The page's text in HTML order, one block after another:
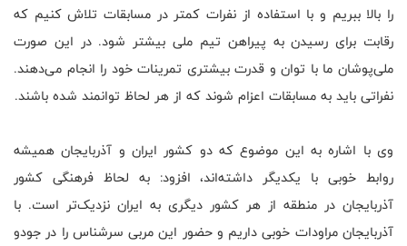
را بالا ببریم و با استفاده از نفرات کمتر در مسابقات تلاش کنیم که
رقابت برای رسیدن به پیراهن تیم ملی بیشتر شود. در این صورت
ملی‌پوشان ما با توان و قدرت بیشتری تمرینات خود را انجام می‌دهند.
نفراتی باید به مسابقات اعزام شوند که از هر لحاظ توانمند شده باشند.
وی با اشاره به این موضوع که دو کشور ایران و آذربایجان همیشه
روابط خوبی با یکدیگر داشته‌اند، افزود: به لحاظ فرهنگی کشور
آذربایجان در منطقه از هر کشور دیگری به ایران نزدیک‌تر است. با
آذربایجان مراودات خوبی داریم و حضور این مربی سرشناس را در جودو